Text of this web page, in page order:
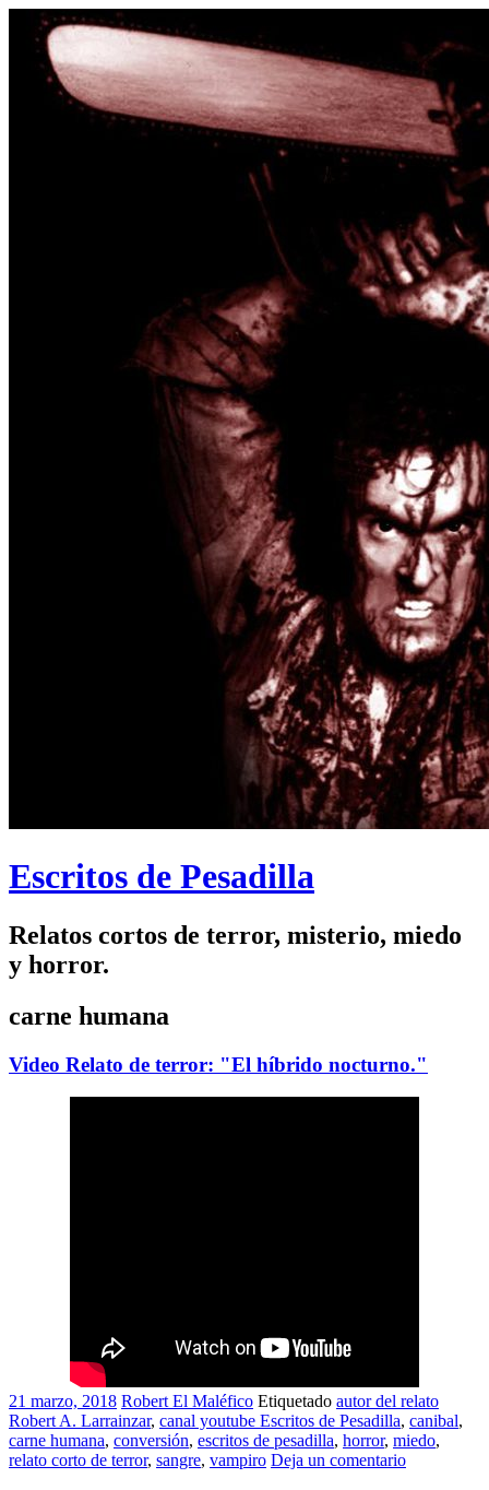
Escritos de Pesadilla
Relatos cortos de terror, misterio, miedo
y horror.
carne humana
Video Relato de terror: "El híbrido nocturno."
21 marzo, 2018 Robert El Maléfico Etiquetado autor del relato
Robert A. Larrainzar, canal youtube Escritos de Pesadilla, canibal,
carne humana, conversión, escritos de pesadilla, horror, miedo,
relato corto de terror, sangre, vampiro Deja un comentario